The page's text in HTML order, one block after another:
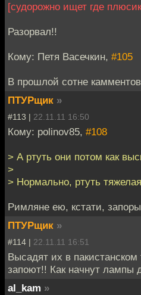
[судорожно ищет где
Разорвал!!
Кому: Петя Васечкин, #105
В прошлой сотне
ПТУРщик »
#113 | 22.11.11 16:50
Кому: polinov85, #108
> А ртуть они потом как
>
> Нормально, ртуть
Римляне ею, кстати,
ПТУРщик »
#114 | 22.11.11 16:51
Высадят их в
запоют!! Как начнут лампы
al_kam »